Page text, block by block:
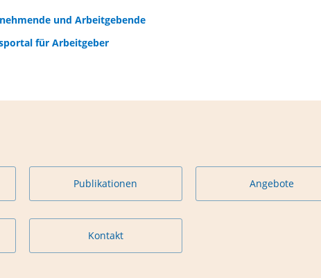
und Arbeitgebende
für Arbeitgeber
Publikationen Angebote
Kontakt